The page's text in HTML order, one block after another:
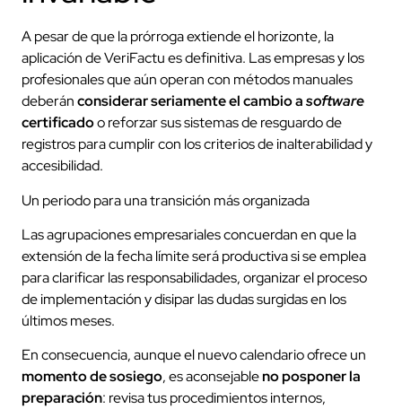
A pesar de que la prórroga extiende el horizonte, la
aplicación de VeriFactu es definitiva. Las empresas y los
profesionales que aún operan con métodos manuales
deberánconsiderar seriamente el cambio asoftware
certificadoo reforzar sus sistemas de resguardo de
registros para cumplir con los criterios de inalterabilidad y
accesibilidad.
Un periodo para una transición más organizada
Las agrupaciones empresariales concuerdan en que la
extensión de la fecha límite será productiva si se emplea
para clarificar las responsabilidades, organizar el proceso
de implementación y disipar las dudas surgidas en los
últimos meses.
En consecuencia, aunque el nuevo calendario ofrece un
momento de sosiego, es aconsejableno posponer la
preparación: revisa tus procedimientos internos,